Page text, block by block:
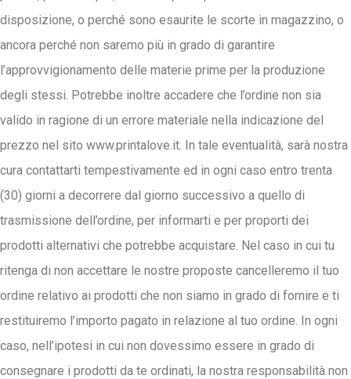
disposizione, o perché sono esaurite le scorte in magazzino, o
ancora perché non saremo più in grado di garantire
l’approvvigionamento delle materie prime per la produzione
degli stessi. Potrebbe inoltre accadere che l’ordine non sia
valido in ragione di un errore materiale nella indicazione del
prezzo nel sito www.printalove.it. In tale eventualità, sarà nostra
cura contattarti tempestivamente ed in ogni caso entro trenta
(30) giorni a decorrere dal giorno successivo a quello di
trasmissione dell’ordine, per informarti e per proporti dei
prodotti alternativi che potrebbe acquistare. Nel caso in cui tu
ritenga di non accettare le nostre proposte cancelleremo il tuo
ordine relativo ai prodotti che non siamo in grado di fornire e ti
restituiremo l’importo pagato in relazione al tuo ordine. In ogni
caso, nell’ipotesi in cui non dovessimo essere in grado di
consegnare i prodotti da te ordinati, la nostra responsabilità non